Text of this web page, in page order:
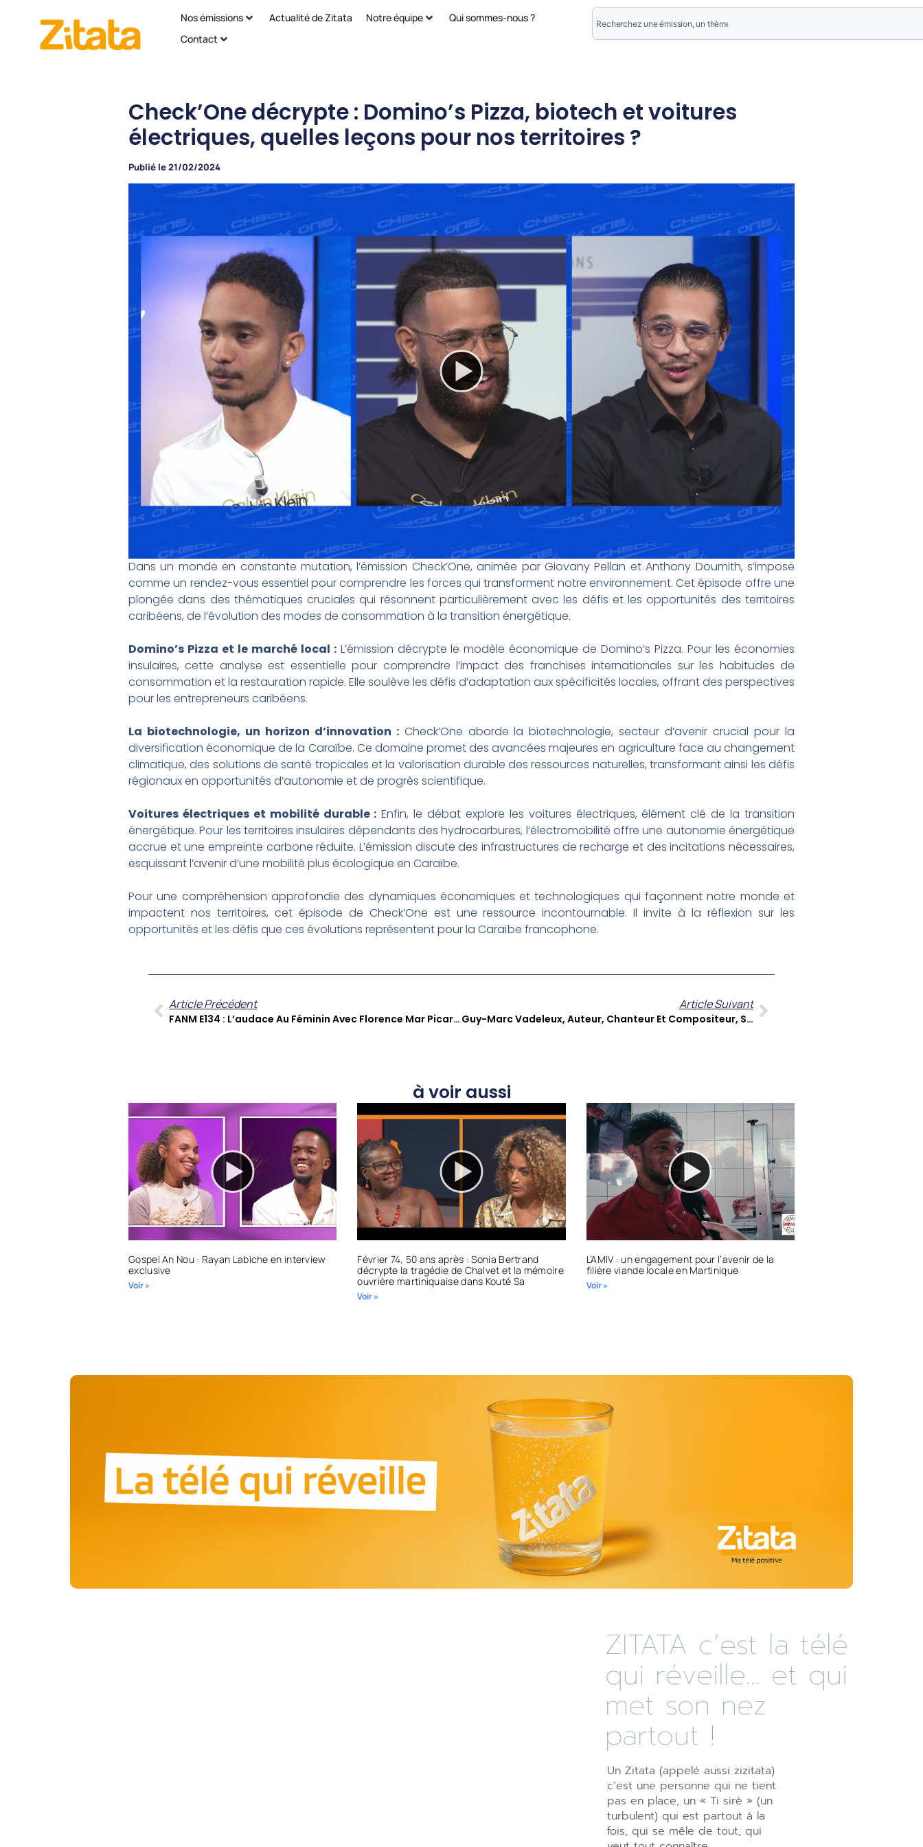
Nos émissions Actualité de Zitata Notre équipe
Qui sommes-nous ?
Contact
Check’One décrypte : Domino’s Pizza, biotech et voitures
électriques, quelles leçons pour nos territoires ?
Publié le21/02/2024
Dans un monde en constante mutation, l’émission Check’One, animée par Giovany Pellan et Anthony Doumith, s’impose
comme un rendez-vous essentiel pour comprendre les forces qui transforment notre environnement. Cet épisode offre une
plongée dans des thématiques cruciales qui résonnent particulièrement avec les défis et les opportunités des territoires
caribéens, de l’évolution des modes de consommation à la transition énergétique.
Domino’s Pizza et le marché local :L’émission décrypte le modèle économique de Domino’s Pizza. Pour les économies
insulaires, cette analyse est essentielle pour comprendre l’impact des franchises internationales sur les habitudes de
consommation et la restauration rapide. Elle soulève les défis d’adaptation aux spécificités locales, offrant des perspectives
pour les entrepreneurs caribéens.
La biotechnologie, un horizon d’innovation :Check’One aborde la biotechnologie, secteur d’avenir crucial pour la
diversification économique de la Caraïbe. Ce domaine promet des avancées majeures en agriculture face au changement
climatique, des solutions de santé tropicales et la valorisation durable des ressources naturelles, transformant ainsi les défis
régionaux en opportunités d’autonomie et de progrès scientifique.
Voitures électriques et mobilité durable : Enfin, le débat explore les voitures électriques, élément clé de la transition
énergétique. Pour les territoires insulaires dépendants des hydrocarbures, l’électromobilité offre une autonomie énergétique
accrue et une empreinte carbone réduite. L’émission discute des infrastructures de recharge et des incitations nécessaires,
esquissant l’avenir d’une mobilité plus écologique en Caraïbe.
Pour une compréhension approfondie des dynamiques économiques et technologiques qui façonnent notre monde et
impactent nos territoires, cet épisode de Check’One est une ressource incontournable. Il invite à la réflexion sur les
opportunités et les défis que ces évolutions représentent pour la Caraïbe francophone.
Article Précédent
FANM E134 : L’audace Au Féminin Avec Florence Mar Picart Et Valerie Vroust
Article Suivant
Guy-Marc Vadeleux, Auteur, Chanteur Et Compositeur, Se Livre « À Cœur Ouvert » Sur Zitata TV
à voir aussi
Gospel An Nou : Rayan Labiche en interview
exclusive
Voir »
Février 74, 50 ans après : Sonia Bertrand
décrypte la tragédie de Chalvet et la mémoire
ouvrière martiniquaise dans Kouté Sa
Voir »
L’AMIV : un engagement pour l’avenir de la
filière viande locale en Martinique
Voir »
ZITATA c’est la télé
qui réveille... et qui
met son nez
partout !
Un Zitata (appelé aussi zizitata)
c’est une personne qui ne tient
pas en place, un « Ti sirè » (un
turbulent) qui est partout à la
fois, qui se mêle de tout, qui